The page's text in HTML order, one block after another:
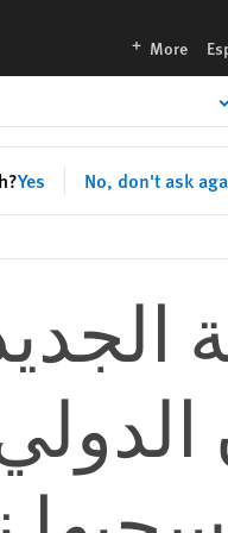
More
languages
Yes No, don't ask